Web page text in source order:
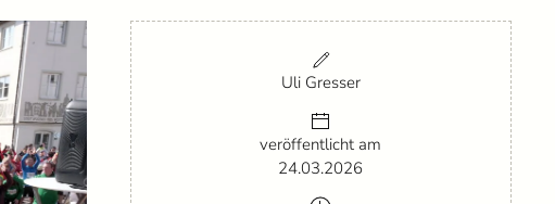
Uli Gresser
veröffentlicht am
24.03.2026